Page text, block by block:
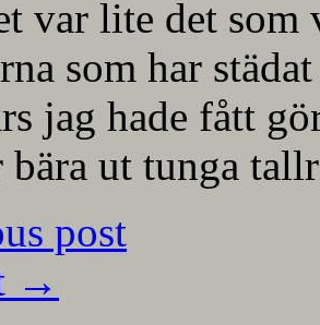
var lite det som
som har
jag hade fått
ut tunga
post
→